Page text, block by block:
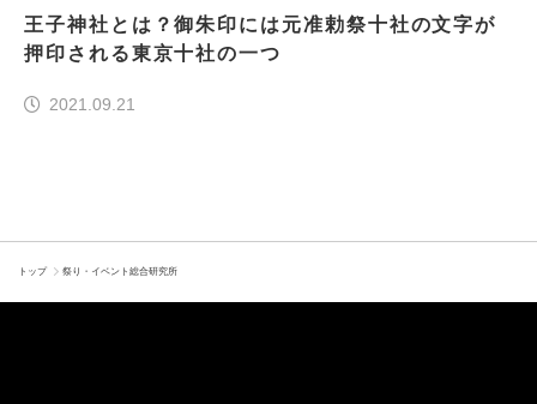
王子神社とは？御朱印には元准勅祭十社の文字が
押印される東京十社の一つ
2021.09.21
トップ 祭り・イベント総合研究所